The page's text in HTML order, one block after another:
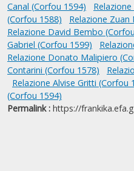
Canal (Corfou 1594)
(Corfou 1588)
Relazione
Relazione David Bembo
Gabriel (Corfou 1599)
Relazione Donato Malipiero
Contarini (Corfou 1578)
Relazione Alvise Gritti (Corfou
(Corfou 1594)
Permalink : https://